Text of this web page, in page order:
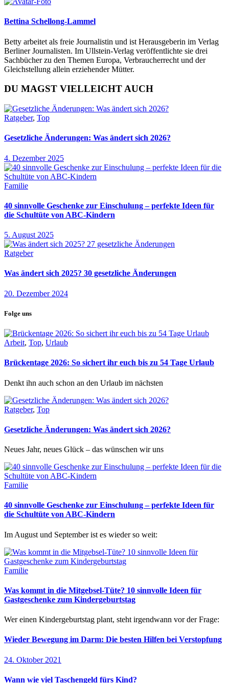
Bettina Schellong-Lammel
Betty arbeitet als freie Journalistin und ist Herausgeberin im Verlag
Berliner Journalisten. Im Ullstein-Verlag veröffentlichte sie drei
Sachbücher zu den Themen Europa, Verbraucherrecht und der
Gleichstellung allein erziehender Mütter.
DU MAGST VIELLEICHT AUCH
Ratgeber, Top
Gesetzliche Änderungen: Was ändert sich 2026?
4. Dezember 2025
Familie
40 sinnvolle Geschenke zur Einschulung – perfekte Ideen für
die Schultüte von ABC-Kindern
5. August 2025
Ratgeber
Was ändert sich 2025? 30 gesetzliche Änderungen
20. Dezember 2024
Folge uns
Arbeit, Top, Urlaub
Brückentage 2026: So sichert ihr euch bis zu 54 Tage Urlaub
Denkt ihn auch schon an den Urlaub im nächsten
Ratgeber, Top
Gesetzliche Änderungen: Was ändert sich 2026?
Neues Jahr, neues Glück – das wünschen wir uns
Familie
40 sinnvolle Geschenke zur Einschulung – perfekte Ideen für
die Schultüte von ABC-Kindern
Im August und September ist es wieder so weit:
Familie
Was kommt in die Mitgebsel-Tüte? 10 sinnvolle Ideen für
Gastgeschenke zum Kindergeburtstag
Wer einen Kindergeburtstag plant, steht irgendwann vor der Frage:
Wieder Bewegung im Darm: Die besten Hilfen bei Verstopfung
24. Oktober 2021
Wann wie viel Taschengeld fürs Kind?